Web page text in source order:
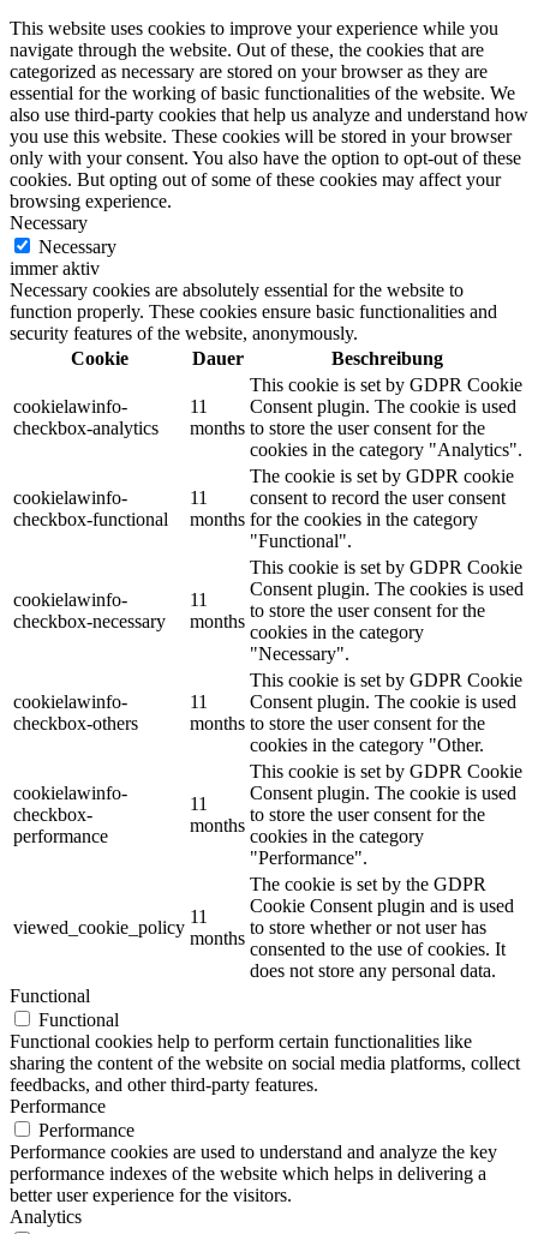
This website uses cookies to improve your experience while you
navigate through the website. Out of these, the cookies that are
categorized as necessary are stored on your browser as they are
essential for the working of basic functionalities of the website. We
also use third-party cookies that help us analyze and understand how
you use this website. These cookies will be stored in your browser
only with your consent. You also have the option to opt-out of these
cookies. But opting out of some of these cookies may affect your
browsing experience.
Necessary
Necessary
immer aktiv
Necessary cookies are absolutely essential for the website to
function properly. These cookies ensure basic functionalities and
security features of the website, anonymously.
Cookie
Dauer Beschreibung
cookielawinfo-
checkbox-analytics
11
months
This cookie is set by GDPR Cookie
Consent plugin. The cookie is used
to store the user consent for the
cookies in the category "Analytics".
cookielawinfo-
checkbox-functional
11
months
The cookie is set by GDPR cookie
consent to record the user consent
for the cookies in the category
"Functional".
cookielawinfo-
checkbox-necessary
11
months
This cookie is set by GDPR Cookie
Consent plugin. The cookies is used
to store the user consent for the
cookies in the category
"Necessary".
cookielawinfo-
checkbox-others
11
months
This cookie is set by GDPR Cookie
Consent plugin. The cookie is used
to store the user consent for the
cookies in the category "Other.
cookielawinfo-
checkbox-
performance
11
months
This cookie is set by GDPR Cookie
Consent plugin. The cookie is used
to store the user consent for the
cookies in the category
"Performance".
viewed_cookie_policy
11
months
The cookie is set by the GDPR
Cookie Consent plugin and is used
to store whether or not user has
consented to the use of cookies. It
does not store any personal data.
Functional
Functional
Functional cookies help to perform certain functionalities like
sharing the content of the website on social media platforms, collect
feedbacks, and other third-party features.
Performance
Performance
Performance cookies are used to understand and analyze the key
performance indexes of the website which helps in delivering a
better user experience for the visitors.
Analytics